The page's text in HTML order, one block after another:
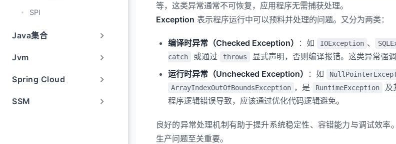
SPI
Java集合
Jvm
Spring Cloud
SSM
等，这类异常通常不可恢复，应用程序无需捕获处理。
Exception 表示程序运行中可以预料并处理的问题。又分为两类：
编译时异常（Checked Exception） ：如 IOException 、
catch
或通过 throws
显式声明，否则编译报错。这类异常强
运行时异常（Unchecked Exception）
：如
ArrayIndexOutOfBoundsException ，是 RuntimeException
及
程序逻辑错误导致，应该通过优化代码逻辑避免。
良好的异常处理机制有助于提升系统稳定性、容错能力与调试效
生产问题至关重要。